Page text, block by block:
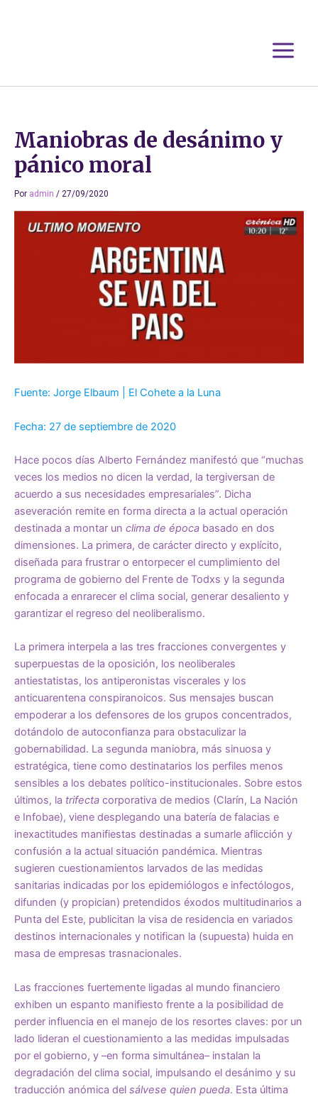
Maniobras de desánimo y
pánico moral
Por admin / 27/09/2020
Fuente: Jorge Elbaum | El Cohete a la Luna
Fecha: 27 de septiembre de 2020
Hace pocos días Alberto Fernández manifestó que “muchas
veces los medios no dicen la verdad, la tergiversan de
acuerdo a sus necesidades empresariales”. Dicha
aseveración remite en forma directa a la actual operación
destinada a montar un clima de época basado en dos
dimensiones. La primera, de carácter directo y explícito,
diseñada para frustrar o entorpecer el cumplimiento del
programa de gobierno del Frente de Todxs y la segunda
enfocada a enrarecer el clima social, generar desaliento y
garantizar el regreso del neoliberalismo.
La primera interpela a las tres fracciones convergentes y
superpuestas de la oposición, los neoliberales
antiestatistas, los antiperonistas viscerales y los
anticuarentena conspiranoicos. Sus mensajes buscan
empoderar a los defensores de los grupos concentrados,
dotándolo de autoconfianza para obstaculizar la
gobernabilidad. La segunda maniobra, más sinuosa y
estratégica, tiene como destinatarios los perfiles menos
sensibles a los debates político-institucionales. Sobre estos
últimos, la trifecta corporativa de medios (Clarín, La Nación
e Infobae), viene desplegando una batería de falacias e
inexactitudes manifiestas destinadas a sumarle aflicción y
confusión a la actual situación pandémica. Mientras
sugieren cuestionamientos larvados de las medidas
sanitarias indicadas por los epidemiólogos e infectólogos,
difunden (y propician) pretendidos éxodos multitudinarios a
Punta del Este, publicitan la visa de residencia en variados
destinos internacionales y notifican la (supuesta) huida en
masa de empresas trasnacionales.
Las fracciones fuertemente ligadas al mundo financiero
exhiben un espanto manifiesto frente a la posibilidad de
perder influencia en el manejo de los resortes claves: por un
lado lideran el cuestionamiento a las medidas impulsadas
por el gobierno, y –en forma simultánea– instalan la
degradación del clima social, impulsando el desánimo y su
traducción anómica del sálvese quien pueda. Esta última